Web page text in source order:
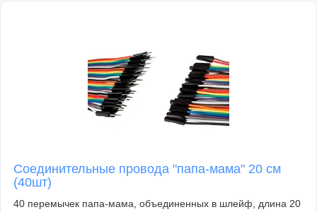
Соединительные провода "папа-мама" 20 см
(40шт)
40 перемычек папа-мама, объединенных в шлейф, длина 20